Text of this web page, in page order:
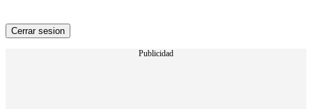
Cerrar sesion
Publicidad